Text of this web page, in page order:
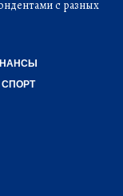
с разных
СПОРТ